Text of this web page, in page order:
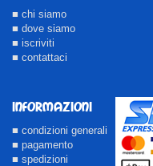
■ chi siamo
■ dove siamo
■ iscriviti
■ contattaci
INFORMAZIONI
■ condizioni generali
■ pagamento
■ spedizioni